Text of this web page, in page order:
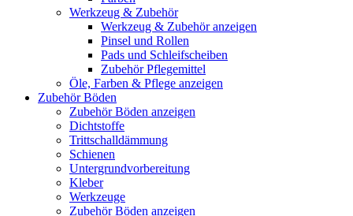
Werkzeug & Zubehör
Werkzeug & Zubehör anzeigen
Pinsel und Rollen
Pads und Schleifscheiben
Zubehör Pflegemittel
Öle, Farben & Pflege anzeigen
Zubehör Böden
Zubehör Böden anzeigen
Dichtstoffe
Trittschalldämmung
Schienen
Untergrundvorbereitung
Kleber
Werkzeuge
Zubehör Böden anzeigen